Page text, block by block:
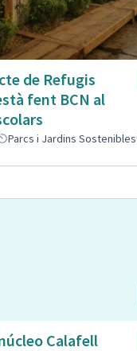
de Refugis
fent BCN al
Parcs i Jardins Sostenibles
Calafell